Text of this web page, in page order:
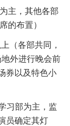
主，其他各部
的布置）
（各部共同，
外进行晚会前
券以及特色小
习部为主，监
员确定其灯